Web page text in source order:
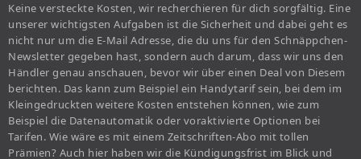
Keine versteckte Kosten, wir recherchieren für dich sorgfältig. Eine
unserer wichtigsten Aufgaben ist die Sicherheit und dabei geht es
nicht nur um die E-Mail Adresse, die du uns für den Schnäppchen-
Newsletter gegeben hast, sondern auch darum, dass wir uns den
Händler genau anschauen, bevor wir über einen Deal von Diesem
berichten. Das kann zum Beispiel ein Handytarif sein, bei dem im
Kleingedruckten weitere Kosten entstehen können, wie zum
Beispiel die Datenautomatik oder voraktivierte Optionen bei
Tarifen. Wie wäre es mit einem Zeitschriften-Abo mit tollen
Prämien? Auch hier haben wir die Kündigungsfrist im Blick und